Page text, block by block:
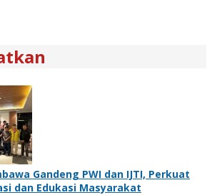
Gandeng PWI dan IJTI, Perkuat
dan Edukasi Masyarakat